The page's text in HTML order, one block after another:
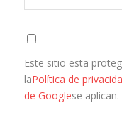
Este sitio esta
laPolítica de
de Googlese aplican.